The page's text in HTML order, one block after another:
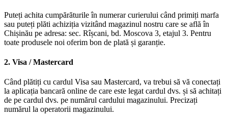
Puteți achita cumpărăturile în numerar curierului când primiți marfa
sau puteți plăti achiziția vizitând magazinul nostru care se află în
Chișinău pe adresa: sec. Rîșcani, bd. Moscova 3, etajul 3. Pentru
toate produsele noi oferim bon de plată și garanție.
2. Visa / Mastercard
Când plătiți cu cardul Visa sau Mastercard, va trebui să vă conectați
la aplicația bancară online de care este legat cardul dvs. și să achitați
de pe cardul dvs. pe numărul cardului magazinului. Precizați
numărul la operatorii magazinului.